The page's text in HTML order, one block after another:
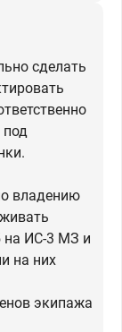
сделать
под
владению
на ИС-3 МЗ и
на них
экипажа